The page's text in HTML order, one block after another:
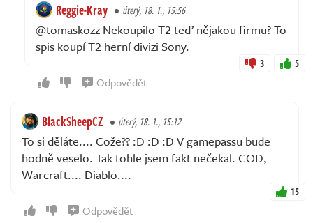
Reggie-Kray úterý, 18. 1., 15:56
@tomaskozz Nekoupilo T2 teď nějakou firmu? To
spis koupí T2 herní divizi Sony.
3 5
Odpovědět
BlackSheepCZ úterý, 18. 1., 15:12
To si děláte.... Cože?? :D :D :D V gamepassu bude
hodně veselo. Tak tohle jsem fakt nečekal. COD,
Warcraft.... Diablo....
15
Odpovědět